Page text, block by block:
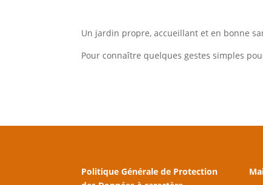
Un jardin propre, accueillant et en bonne
Pour connaître quelques gestes simples
Politique Générale de Protection